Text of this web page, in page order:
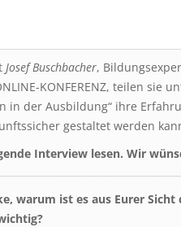
Josef Buschbacher,
KONFERENZ, teilen sie
in der Ausbildung“ ihre
gestaltet werden
Interview lesen. Wir
warum ist es aus Eurer